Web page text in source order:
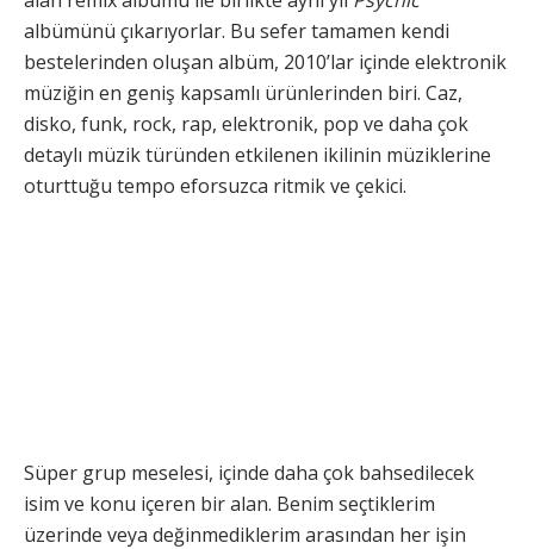
albümünü çıkarıyorlar. Bu sefer tamamen kendi
bestelerinden oluşan albüm, 2010’lar içinde elektronik
müziğin en geniş kapsamlı ürünlerinden biri. Caz,
disko, funk, rock, rap, elektronik, pop ve daha çok
detaylı müzik türünden etkilenen ikilinin müziklerine
oturttuğu tempo eforsuzca ritmik ve çekici.
Süper grup meselesi, içinde daha çok bahsedilecek
isim ve konu içeren bir alan. Benim seçtiklerim
üzerinde veya değinmediklerim arasından her işin